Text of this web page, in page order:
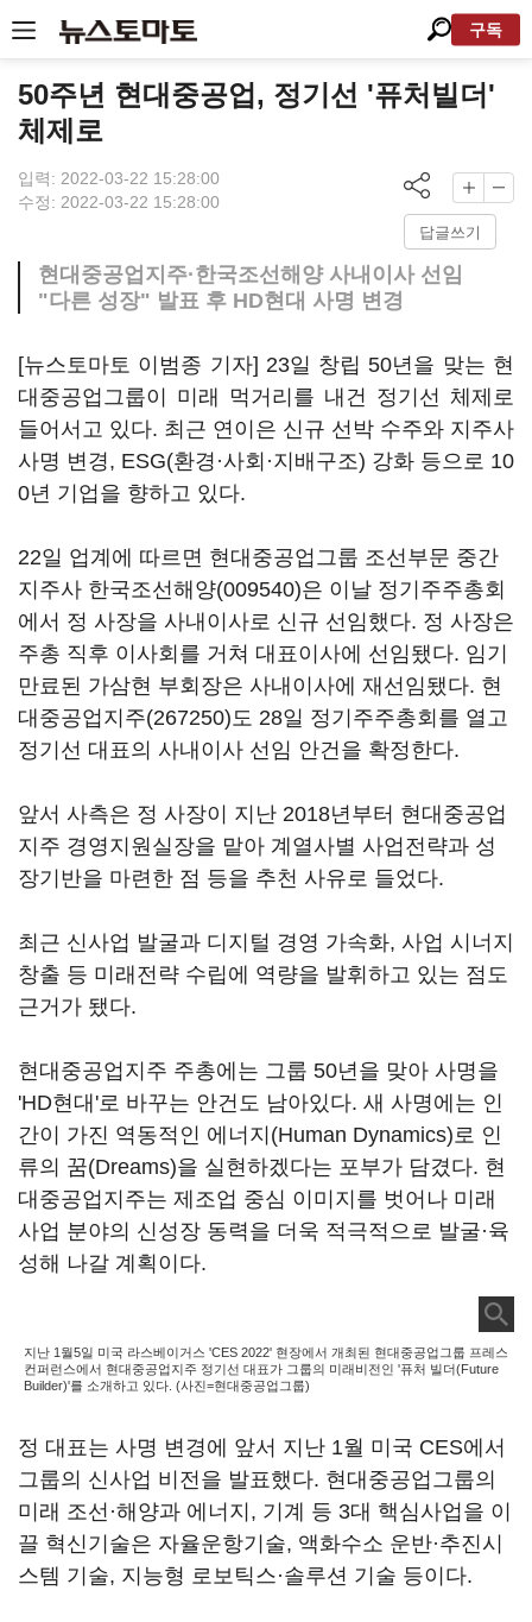
구독
50주년 현대중공업, 정기선 '퓨처빌더'
체제로
입력: 2022-03-22 15:28:00
수정: 2022-03-22 15:28:00
답글쓰기
현대중공업지주·한국조선해양 사내이사 선임
"다른 성장" 발표 후 HD현대 사명 변경
[뉴스토마토 이범종 기자] 23일 창립 50년을 맞는 현
대중공업그룹이 미래 먹거리를 내건 정기선 체제로
들어서고 있다. 최근 연이은 신규 선박 수주와 지주사
사명 변경, ESG(환경·사회·지배구조) 강화 등으로 10
0년 기업을 향하고 있다.
22일 업계에 따르면 현대중공업그룹 조선부문 중간
지주사 한국조선해양(009540)은 이날 정기주주총회
에서 정 사장을 사내이사로 신규 선임했다. 정 사장은
주총 직후 이사회를 거쳐 대표이사에 선임됐다. 임기
만료된 가삼현 부회장은 사내이사에 재선임됐다. 현
대중공업지주(267250)도 28일 정기주주총회를 열고
정기선 대표의 사내이사 선임 안건을 확정한다.
앞서 사측은 정 사장이 지난 2018년부터 현대중공업
지주 경영지원실장을 맡아 계열사별 사업전략과 성
장기반을 마련한 점 등을 추천 사유로 들었다.
최근 신사업 발굴과 디지털 경영 가속화, 사업 시너지
창출 등 미래전략 수립에 역량을 발휘하고 있는 점도
근거가 됐다.
현대중공업지주 주총에는 그룹 50년을 맞아 사명을
'HD현대'로 바꾸는 안건도 남아있다. 새 사명에는 인
간이 가진 역동적인 에너지(Human Dynamics)로 인
류의 꿈(Dreams)을 실현하겠다는 포부가 담겼다. 현
대중공업지주는 제조업 중심 이미지를 벗어나 미래
사업 분야의 신성장 동력을 더욱 적극적으로 발굴·육
성해 나갈 계획이다.
지난 1월5일 미국 라스베이거스 'CES 2022' 현장에서 개최된 현대중공업그룹 프레스
컨퍼런스에서 현대중공업지주 정기선 대표가 그룹의 미래비전인 '퓨처 빌더(Future
Builder)'를 소개하고 있다. (사진=현대중공업그룹)
정 대표는 사명 변경에 앞서 지난 1월 미국 CES에서
그룹의 신사업 비전을 발표했다. 현대중공업그룹의
미래 조선·해양과 에너지, 기계 등 3대 핵심사업을 이
끌 혁신기술은 자율운항기술, 액화수소 운반·추진시
스템 기술, 지능형 로보틱스·솔루션 기술 등이다.